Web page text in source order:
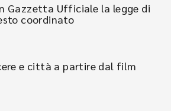
Gazzetta Ufficiale la legge di
coordinato
e città a partire dal film